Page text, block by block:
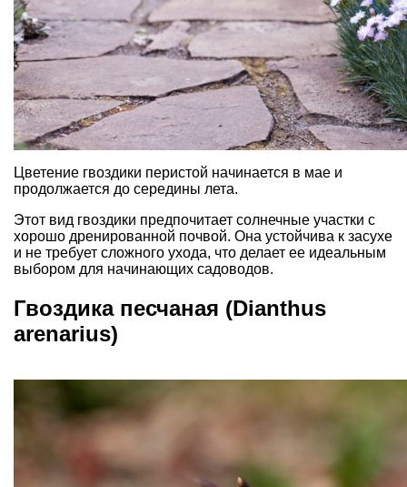
Цветение гвоздики перистой начинается в мае и
продолжается до середины лета.
Этот вид гвоздики предпочитает солнечные участки с
хорошо дренированной почвой. Она устойчива к засухе
и не требует сложного ухода, что делает ее идеальным
выбором для начинающих садоводов.
Гвоздика песчаная (Dianthus
arenarius)